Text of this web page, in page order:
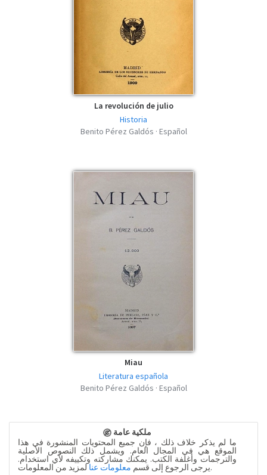
La revolución de julio
Historia
Benito Pérez Galdós · Español
Miau
Literatura española
Benito Pérez Galdós · Español
ملكية عامة
ما لم يذكر خلاف ذلك ، فإن جميع المحتويات المنشورة في هذا
الموقع هي في المجال العام. ويشمل ذلك النصوص الأصلية
والترجمات وأغلفة الكتب. يمكنك مشاركته وتكييفه لأي استخدام.
يرجى الرجوع إلى قسم معلومات عنا لمزيد من المعلومات.